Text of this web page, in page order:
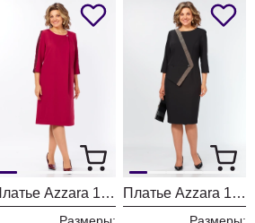
Платье Azzara 10081 Платье Azzara 10080